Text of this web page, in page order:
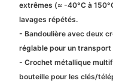
extrêmes (≈ -40°C à
lavages répétés.
- Bandoulière avec deux
réglable pour un transport
- Crochet métallique
bouteille pour les clés/